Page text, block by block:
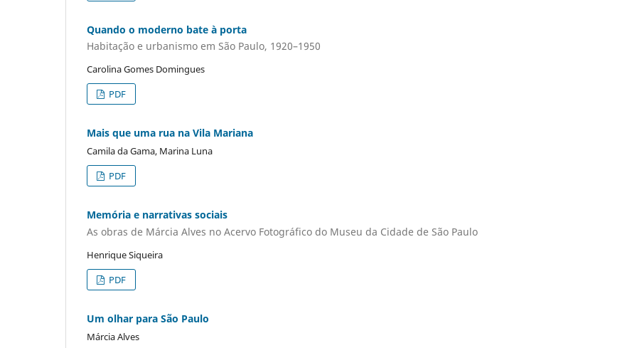
Quando o moderno bate à porta
Habitação e urbanismo em São Paulo, 1920–1950
Carolina Gomes Domingues
PDF
Mais que uma rua na Vila Mariana
Camila da Gama, Marina Luna
PDF
Memória e narrativas sociais
As obras de Márcia Alves no Acervo Fotográfico do Museu da Cidade de São Paulo
Henrique Siqueira
PDF
Um olhar para São Paulo
Márcia Alves